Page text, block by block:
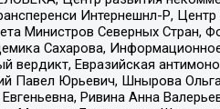
Интернешнл-Р,
Министров Северных Стран,
Сахарова,
вердикт, Евразийская
Павел Юрьевич, Шнырова
Ривина Анна